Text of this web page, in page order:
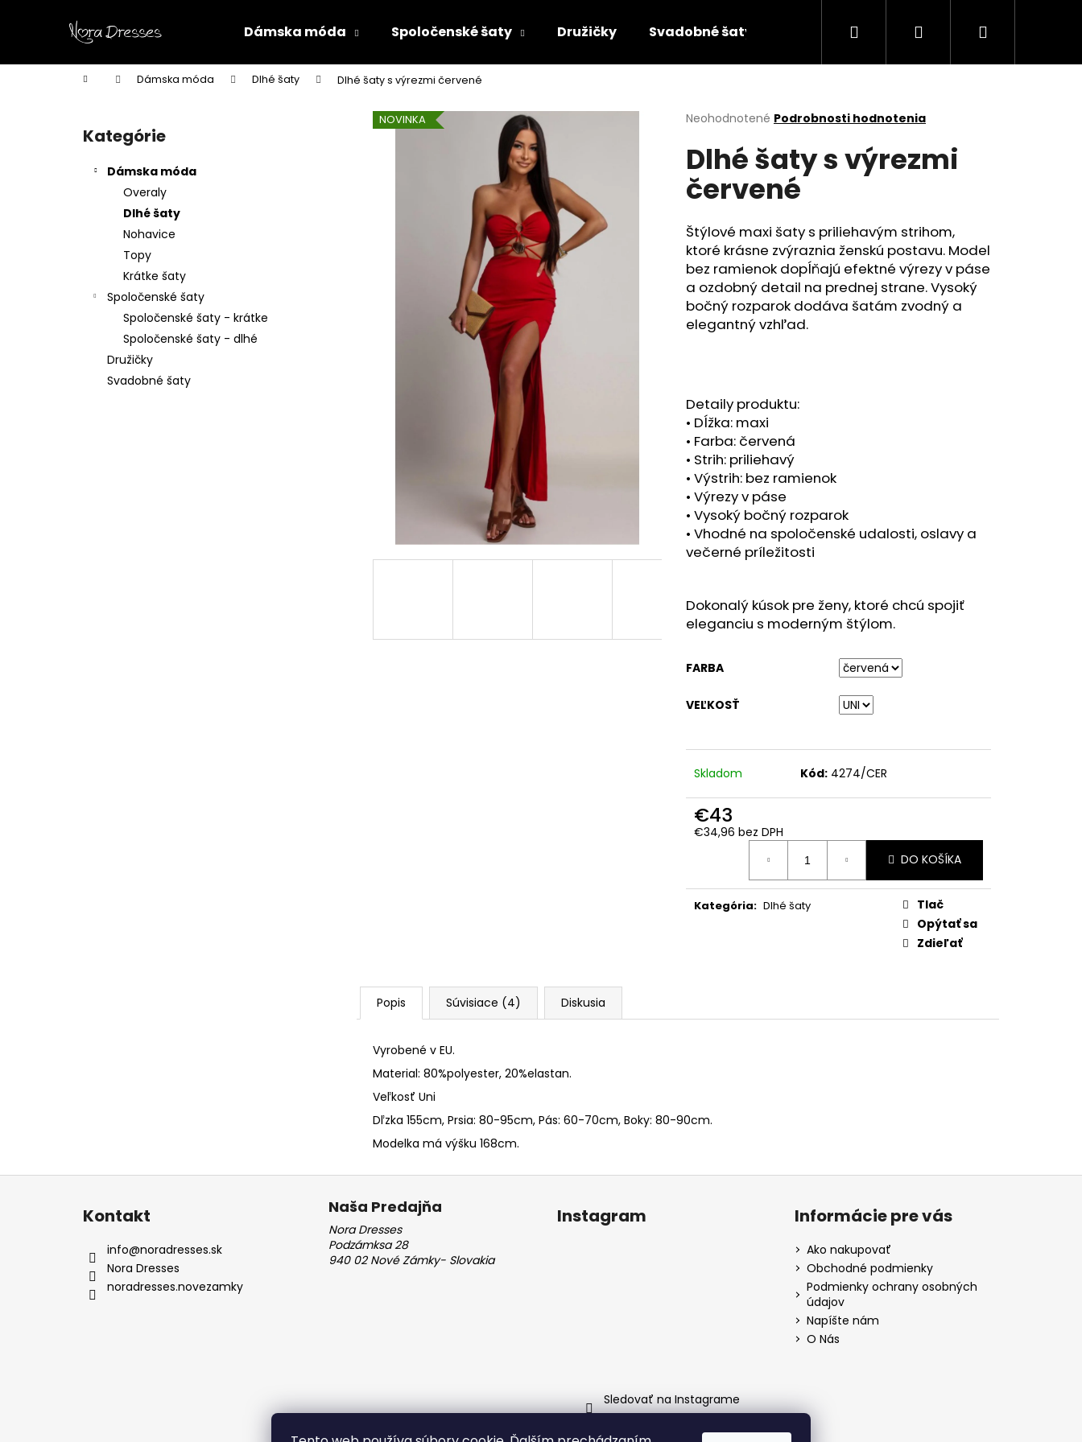
Dámska móda Spoločenské šaty Družičky Svadobné šaty Hľadať PrihlásenieNákupný
Domov Dámska móda Dlhé šaty Dlhé šaty s výrezmi červené
Preskočiť
kategórie
Kategórie
Dámska móda
Overaly
Dlhé šaty
Nohavice
Topy
Krátke šaty
Spoločenské šaty
Spoločenské šaty - krátke
Spoločenské šaty - dlhé
Družičky
Svadobné šaty
Priemerné
produktu
je
0,0
z
hviezdičiek.
Neohodnotené Podrobnosti hodnotenia
Dlhé šaty s výrezmi
červené
Štýlové maxi šaty s priliehavým strihom,
ktoré krásne zvýraznia ženskú postavu. Model
bez ramienok dopĺňajú efektné výrezy v páse
a ozdobný detail na prednej strane. Vysoký
bočný rozparok dodáva šatám zvodný a
elegantný vzhľad.
Detaily produktu:
• Dĺžka: maxi
• Farba: červená
• Strih: priliehavý
• Výstrih: bez ramienok
• Výrezy v páse
• Vysoký bočný rozparok
• Vhodné na spoločenské udalosti, oslavy a
večerné príležitosti
Dokonalý kúsok pre ženy, ktoré chcú spojiť
eleganciu s moderným štýlom.
FARBA
VEĽKOSŤ
Skladom Kód: 4274/CER
€43
€34,96 bez DPH
Jednotková
DO KOŠÍKA
Kategória: Dlhé šaty
Tlač
Opýtať sa
Zdieľať
NOVINKA
Popis Súvisiace (4) Diskusia
Vyrobené v EU.
Material: 80%polyester, 20%elastan.
Veľkosť Uni
Dľzka 155cm, Prsia: 80-95cm, Pás: 60-70cm, Boky: 80-90cm.
Modelka má výšku 168cm.
í
Späť
do
Späť
do
Čo potrebujete nájsť?
Odporúčame
Z
Kontakt
info@noradresses.sk
Nora Dresses
noradresses.novezamky
Naša Predajňa
Nora Dresses
Podzámksa 28
940 02 Nové Zámky- Slovakia
Instagram
Sledovať na Instagrame
Informácie pre vás
Ako nakupovať
Obchodné podmienky
Podmienky ochrany osobných
údajov
Napíšte nám
O Nás